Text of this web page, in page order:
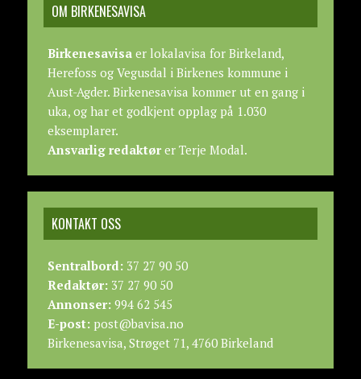
OM BIRKENESAVISA
Birkenesavisaer lokalavisa for Birkeland,
Herefoss og Vegusdal i Birkenes kommune i
Aust-Agder. Birkenesavisa kommer ut en gang i
uka, og har et godkjent opplag på 1.030
eksemplarer.
Ansvarlig redaktører Terje Modal.
KONTAKT OSS
Sentralbord:37 27 90 50
Redaktør:37 27 90 50
Annonser:994 62 545
E-post:post@bavisa.no
Birkenesavisa, Strøget 71, 4760 Birkeland